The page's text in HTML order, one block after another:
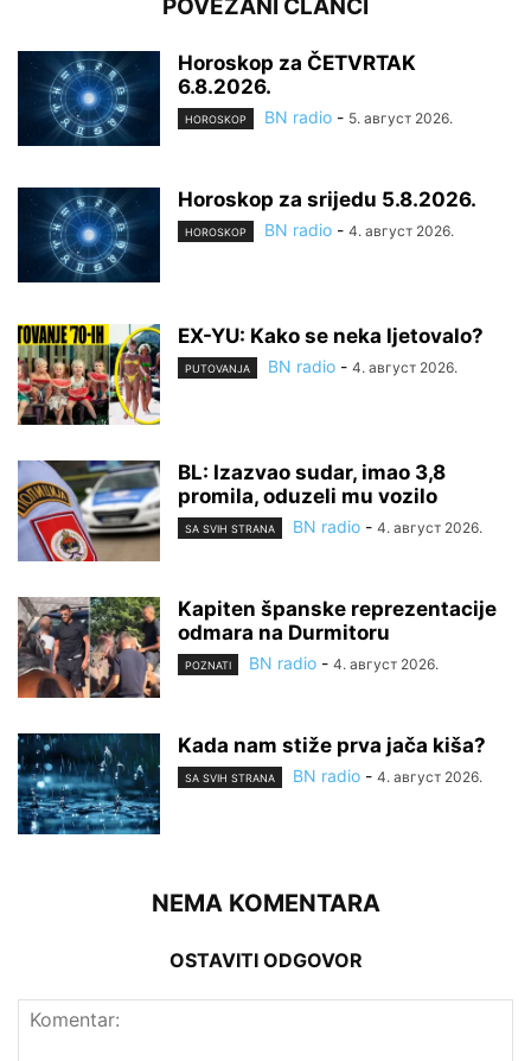
POVEZANI ČLANCI
Horoskop za ČETVRTAK
6.8.2026.
HOROSKOP BN radio - 5. август 2026.
Horoskop za srijedu 5.8.2026.
HOROSKOP BN radio - 4. август 2026.
EX-YU: Kako se neka ljetovalo?
PUTOVANJA BN radio - 4. август 2026.
BL: Izazvao sudar, imao 3,8
promila, oduzeli mu vozilo
SA SVIH STRANA BN radio - 4. август 2026.
Kapiten španske reprezentacije
odmara na Durmitoru
POZNATI BN radio - 4. август 2026.
Kada nam stiže prva jača kiša?
SA SVIH STRANA BN radio - 4. август 2026.
NEMA KOMENTARA
OSTAVITI ODGOVOR